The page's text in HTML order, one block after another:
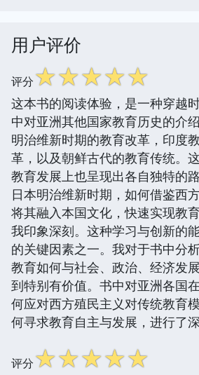
用户评价
评分☆☆☆☆☆
这本书的阅读体验，是一种穿越
中对亚洲其他国家教育历史的介
明治维新时期的教育改革，印度
革，以及朝鲜古代的教育传统。
教育发展上也呈现出各自独特的
日本明治维新时期，如何借鉴西
将其融入本国文化，快速实现教
我印象深刻。这种学习与创新的
的关键因素之一。我对于书中分
教育如何与社会、政治、经济发
到特别有价值。书中对亚洲各国
何应对西方殖民主义对传统教育
何寻求教育自主与发展，进行了深
评分☆☆☆☆☆